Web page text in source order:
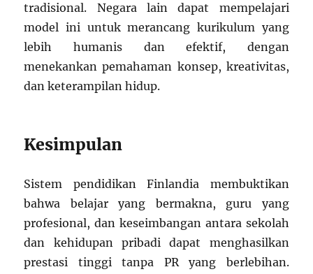
tradisional. Negara lain dapat mempelajari
model ini untuk merancang kurikulum yang
lebih humanis dan efektif, dengan
menekankan pemahaman konsep, kreativitas,
dan keterampilan hidup.
Kesimpulan
Sistem pendidikan Finlandia membuktikan
bahwa belajar yang bermakna, guru yang
profesional, dan keseimbangan antara sekolah
dan kehidupan pribadi dapat menghasilkan
prestasi tinggi tanpa PR yang berlebihan.